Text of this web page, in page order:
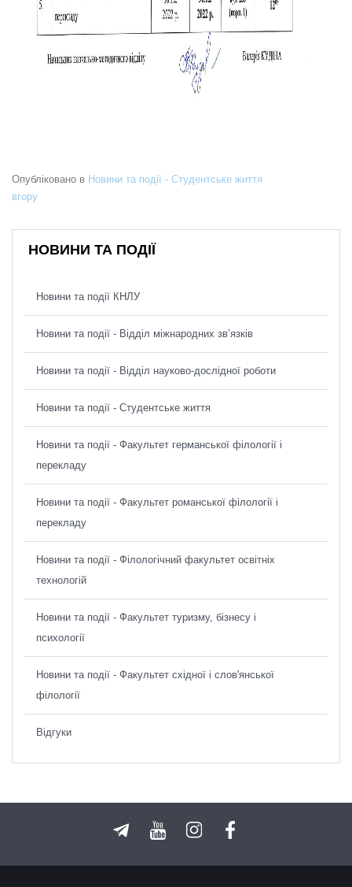
Опубліковано в Новини та події - Студентське життя
вгору
НОВИНИ ТА ПОДІЇ
Новини та події КНЛУ
Новини та події - Відділ міжнародних зв’язків
Новини та події - Відділ науково-дослідної роботи
Новини та події - Студентське життя
Новини та події - Факультет германської філології і
перекладу
Новини та події - Факультет романської філології і
перекладу
Новини та події - Філологічний факультет освітніх
технологій
Новини та події - Факультет туризму, бізнесу і
психології
Новини та події - Факультет східної і слов'янської
філології
Відгуки